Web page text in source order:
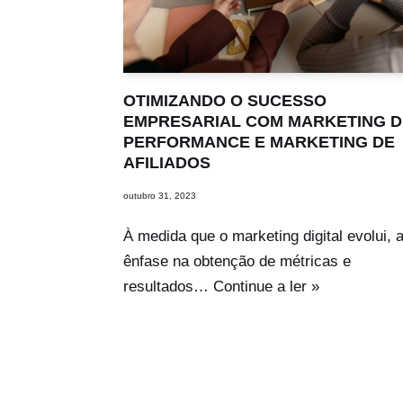
OTIMIZANDO O SUCESSO
EMPRESARIAL COM MARKETING
PERFORMANCE E MARKETING DE
AFILIADOS
outubro 31, 2023
À medida que o marketing digital evolui,
ênfase na obtenção de métricas e
resultados…Continue a ler »